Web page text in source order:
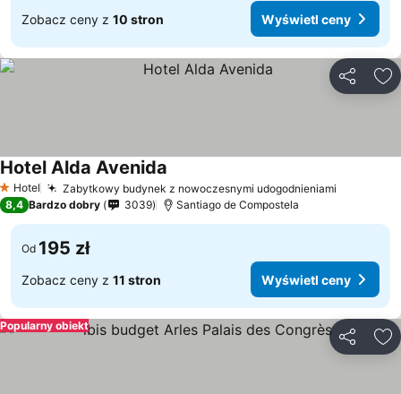
Zobacz ceny z 10 stron Wyświetl ceny
1 Kategoria
Hotel Zabytkowy budynek z nowoczesnymi udogodnieniami
Hotel Alda Avenida
8,4 Bardzo dobry 3039 Santiago de Compostela
Od 195 zł
Zobacz ceny z 11 stron Wyświetl ceny
Popularny obiekt